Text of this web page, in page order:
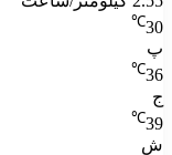
30
℃
پ
36
℃
ج
39
℃
ش